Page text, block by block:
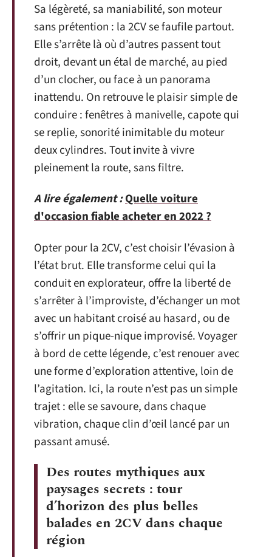
Sa légèreté, sa maniabilité, son moteur
sans prétention : la 2CV se faufile partout.
Elle s’arrête là où d’autres passent tout
droit, devant un étal de marché, au pied
d’un clocher, ou face à un panorama
inattendu. On retrouve le plaisir simple de
conduire : fenêtres à manivelle, capote qui
se replie, sonorité inimitable du moteur
deux cylindres. Tout invite à vivre
pleinement la route, sans filtre.
A lire également :Quelle voiture
d'occasion fiable acheter en 2022 ?
Opter pour la 2CV, c’est choisir l’évasion à
l’état brut. Elle transforme celui qui la
conduit en explorateur, offre la liberté de
s’arrêter à l’improviste, d’échanger un mot
avec un habitant croisé au hasard, ou de
s’offrir un pique-nique improvisé. Voyager
à bord de cette légende, c’est renouer avec
une forme d’exploration attentive, loin de
l’agitation. Ici, la route n’est pas un simple
trajet : elle se savoure, dans chaque
vibration, chaque clin d’œil lancé par un
passant amusé.
Des routes mythiques aux
paysages secrets : tour
d’horizon des plus belles
balades en 2CV dans chaque
région